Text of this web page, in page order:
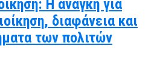
Η ανάγκη για
διαφάνεια και
των πολιτών